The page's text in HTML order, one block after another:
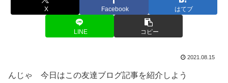
X Facebook はてブ
LINE コピー
2021.08.15
んじゃ 今日はこの友達ブログ記事を紹介しよう